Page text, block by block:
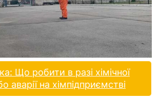
Що робити в разі хімічної
аварії на хімпідприємстві